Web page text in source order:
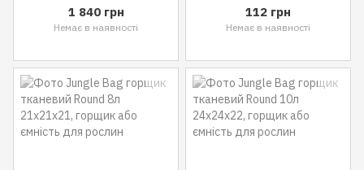
1 840 грн
Немає в наявності
16x16x20
112 грн
Немає в наявності